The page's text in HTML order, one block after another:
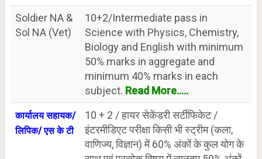
Soldier NA &
Sol NA (Vet)
10+2/Intermediate pass in
Science with Physics, Chemistry,
Biology and English with minimum
50% marks in aggregate and
minimum 40% marks in each
subject. Read More.....
कार्यालय सहायक/
लिपिक/ एस के टी
10 + 2 / हायर सेकेंडरी सर्टीफिकेट /
इंटरमीडिएट परीक्षा किसी भी स्ट्रीम (कला,
वाणिज्य, विज्ञान) में 60% अंकों के कुल योग के